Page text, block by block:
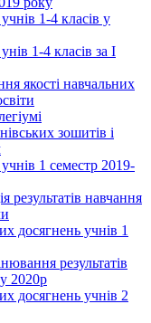
1-4 класів у
1-4 класів за І
якості навчальних
зошитів і
1 семестр 2019-
результатів навчання
досягнень учнів 1
результатів
2020р
досягнень учнів 2